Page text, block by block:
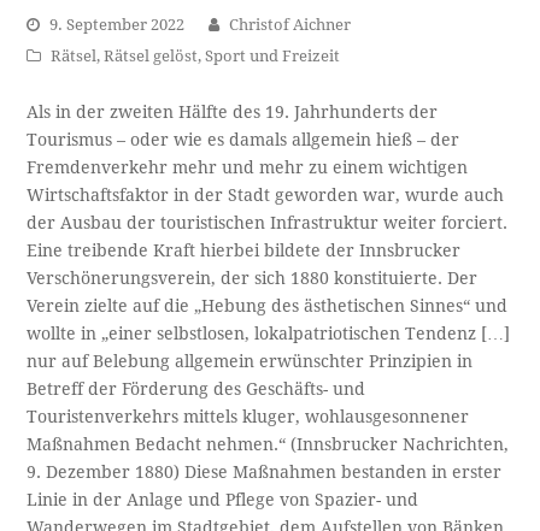
9. September 2022
Christof Aichner
Rätsel,Rätsel gelöst,Sport und Freizeit
Als in der zweiten Hälfte des 19. Jahrhunderts der
Tourismus – oder wie es damals allgemein hieß – der
Fremdenverkehr mehr und mehr zu einem wichtigen
Wirtschaftsfaktor in der Stadt geworden war, wurde auch
der Ausbau der touristischen Infrastruktur weiter forciert.
Eine treibende Kraft hierbei bildete der Innsbrucker
Verschönerungsverein, der sich 1880 konstituierte. Der
Verein zielte auf die „Hebung des ästhetischen Sinnes“ und
wollte in „einer selbstlosen, lokalpatriotischen Tendenz […]
nur auf Belebung allgemein erwünschter Prinzipien in
Betreff der Förderung des Geschäfts- und
Touristenverkehrs mittels kluger, wohlausgesonnener
Maßnahmen Bedacht nehmen.“ (Innsbrucker Nachrichten,
9. Dezember 1880) Diese Maßnahmen bestanden in erster
Linie in der Anlage und Pflege von Spazier- und